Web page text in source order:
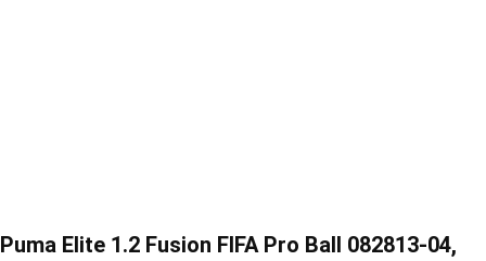
Puma Elite 1.2 Fusion FIFA Pro Ball 082813-04,